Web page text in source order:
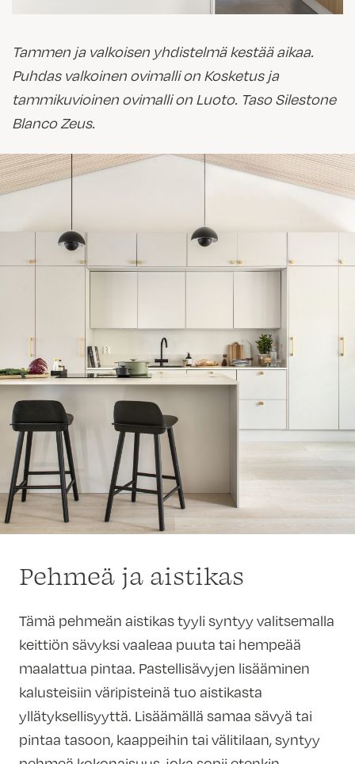
Tammen ja valkoisen yhdistelmä kestää aikaa.
Puhdas valkoinen ovimalli on Kosketus ja
tammikuvioinen ovimalli on Luoto. Taso Silestone
Blanco Zeus.
Pehmeä ja aistikas
Tämä pehmeän aistikas tyyli syntyy valitsemalla
keittiön sävyksi vaaleaa puuta tai hempeää
maalattua pintaa. Pastellisävyjen lisääminen
kalusteisiin väripisteinä tuo aistikasta
yllätyksellisyyttä. Lisäämällä samaa sävyä tai
pintaa tasoon, kaappeihin tai välitilaan, syntyy